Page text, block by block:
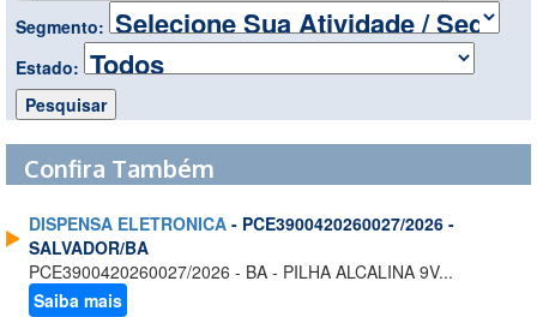
Segmento:
Estado:
Confira Também
DISPENSA ELETRONICA - PCE3900420260027/2026 -
SALVADOR/BA
PCE3900420260027/2026 - BA - PILHA ALCALINA 9V...
Saiba mais